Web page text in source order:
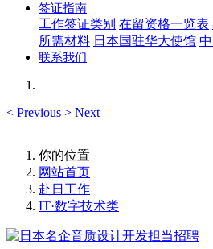
签证指南
工作签证类别 在留资格一览表
所需材料 日本国驻华大使馆
联系我们
< Previous > Next
你的位置
网站首页
赴日工作
IT·数字技术类